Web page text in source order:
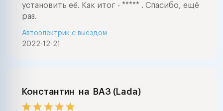
установить её. Как итог - ***** . Спасибо, ещё
раз.
2022-12-21
Автоэлектрик с выездом
Константин на ВАЗ (Lada)